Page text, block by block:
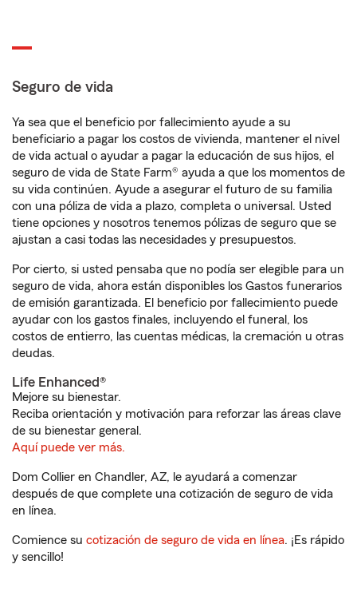
Seguro de vida
Ya sea que el beneficio por fallecimiento ayude a su
beneficiario a pagar los costos de vivienda, mantener el nivel
de vida actual o ayudar a pagar la educación de sus hijos, el
seguro de vida de State Farm® ayuda a que los momentos de
su vida continúen. Ayude a asegurar el futuro de su familia
con una póliza de vida a plazo, completa o universal. Usted
tiene opciones y nosotros tenemos pólizas de seguro que se
ajustan a casi todas las necesidades y presupuestos.
Por cierto, si usted pensaba que no podía ser elegible para un
seguro de vida, ahora están disponibles los Gastos funerarios
de emisión garantizada. El beneficio por fallecimiento puede
ayudar con los gastos finales, incluyendo el funeral, los
costos de entierro, las cuentas médicas, la cremación u otras
deudas.
Life Enhanced®
Mejore su bienestar.
Reciba orientación y motivación para reforzar las áreas clave
de su bienestar general.
Aquí puede ver más.
Dom Collier en Chandler, AZ, le ayudará a comenzar
después de que complete una cotización de seguro de vida
en línea.
Comience su cotización de seguro de vida en línea. ¡Es rápido
y sencillo!